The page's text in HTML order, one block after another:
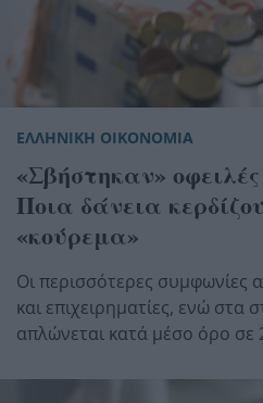
ΕΛΛΗΝΙΚΗ ΟΙΚΟΝΟΜΙΑ
«Σβήστηκαν»
Ποια δάνεια
«κούρεμα»
Οι περισσότερες συμφωνίες
και επιχειρηματίες, ενώ
απλώνεται κατά μέσο όρο σε